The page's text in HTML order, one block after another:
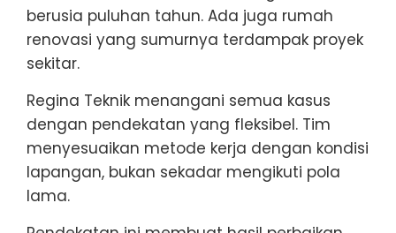
berusia puluhan tahun. Ada juga rumah
renovasi yang sumurnya terdampak proyek
sekitar.
Regina Teknik menangani semua kasus
dengan pendekatan yang fleksibel. Tim
menyesuaikan metode kerja dengan kondisi
lapangan, bukan sekadar mengikuti pola
lama.